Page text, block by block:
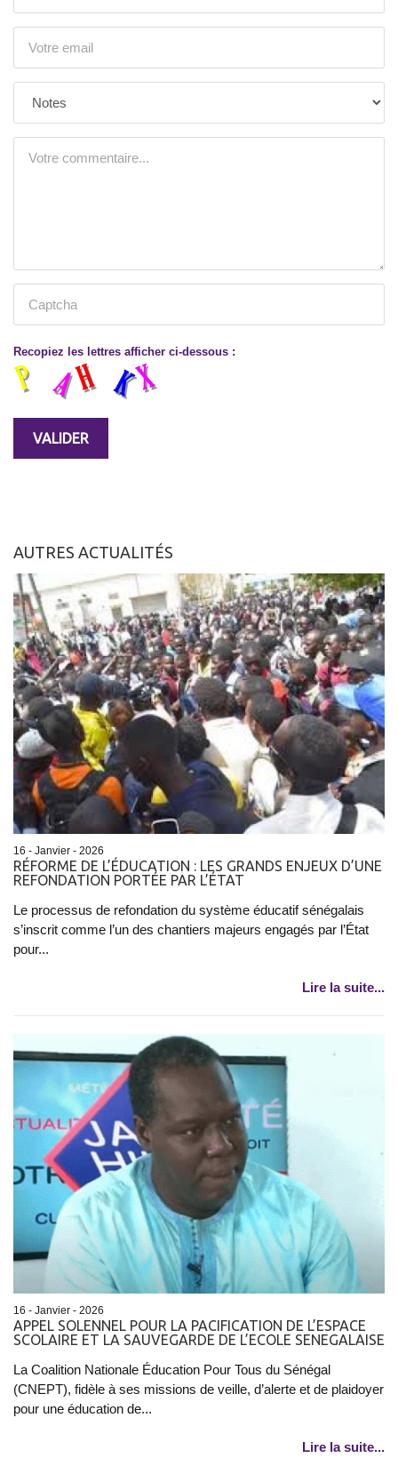
Recopiez les lettres afficher ci-dessous :
AUTRES ACTUALITÉS
16 - Janvier - 2026
RÉFORME DE L’ÉDUCATION : LES GRANDS ENJEUX D’UNE
REFONDATION PORTÉE PAR L’ÉTAT
Le processus de refondation du système éducatif sénégalais
s’inscrit comme l’un des chantiers majeurs engagés par l’État
pour...
Lire la suite...
16 - Janvier - 2026
APPEL SOLENNEL POUR LA PACIFICATION DE L’ESPACE
SCOLAIRE ET LA SAUVEGARDE DE L’ECOLE SENEGALAISE
La Coalition Nationale Éducation Pour Tous du Sénégal
(CNEPT), fidèle à ses missions de veille, d’alerte et de plaidoyer
pour une éducation de...
Lire la suite...